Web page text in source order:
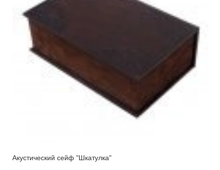
Акустический сейф "Шкатулка"